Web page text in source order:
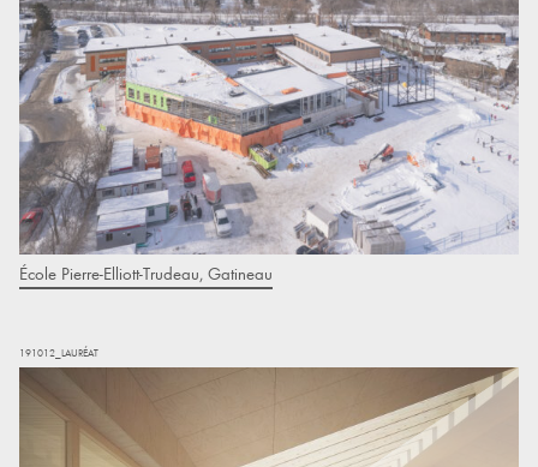
École Pierre-Elliott-Trudeau, Gatineau
191012_LAURÉAT